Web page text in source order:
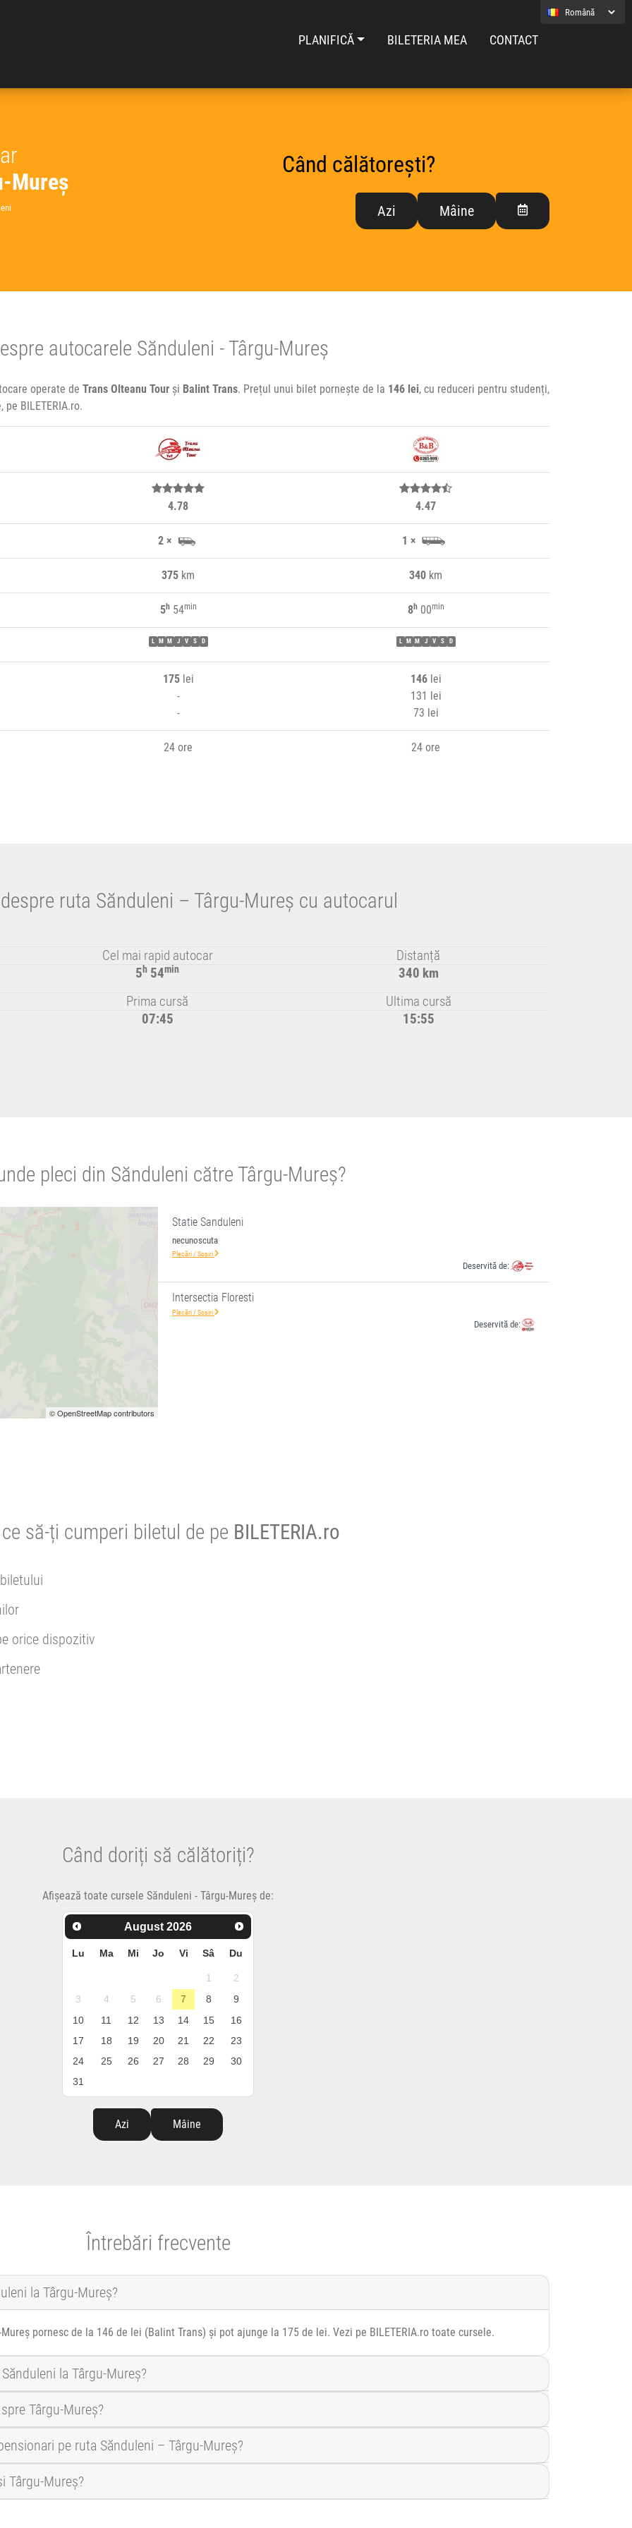
PLANIFICĂ BILETERIA MEA CONTACT
Mureș
Când călătorești?
Azi Mâine
autocarele Sănduleni - Târgu-Mureș
operate de Trans Olteanu Tour și Balint Trans. Prețul unui bilet pornește de la 146 lei, cu reduceri pentru studenți,
BILETERIA.ro.
4.78 4.47
2 × 1 ×
375 km 340 km
5h54min 8h00min
M M J V S D M M J V S D
175lei
-
-
146lei
131 lei
73 lei
24 ore 24 ore
ruta Sănduleni – Târgu-Mureș cu autocarul
Cel mai rapid autocar
5h 54min
Distanță
340 km
Prima cursă
07:45
Ultima cursă
15:55
pleci din Sănduleni către Târgu-Mureș?
© OpenStreetMap contributors
Statie Sanduleni
necunoscuta
Plecări / Sosiri
Deservită de:
Intersectia Floresti
Plecări / Sosiri
Deservită de:
să-ți cumperi biletul de pe BILETERIA.ro
orice dispozitiv
Când doriți să călătoriți?
Afișează toate cursele Sănduleni - Târgu-Mureș de:
August 2026
Lu Ma Mi Jo Vi Sâ Du
1
2
3
4 5 6 7 8
9
10
11 12 13 14 15
16
17
18 19 20 21 22
23
24
25 26 27 28 29
30
31
Azi Mâine
Întrebări frecvente
la Târgu-Mureș?
pornesc de la 146 de lei (Balint Trans) și pot ajunge la 175 de lei. Vezi pe BILETERIA.ro toate cursele.
la Târgu-Mureș?
Târgu-Mureș?
pe ruta Sănduleni – Târgu-Mureș?
Târgu-Mureș?